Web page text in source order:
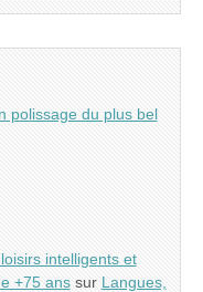
polissage du plus bel
intelligents et
+75 anssur Langues,